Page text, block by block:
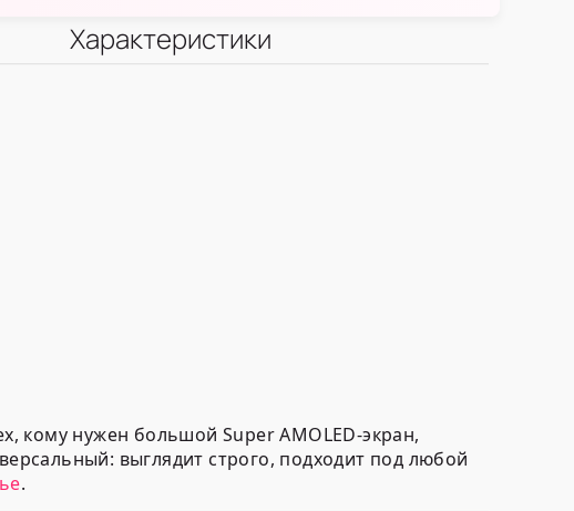
Характеристики
кому нужен большой Super AMOLED-экран,
выглядит строго, подходит под любой
.